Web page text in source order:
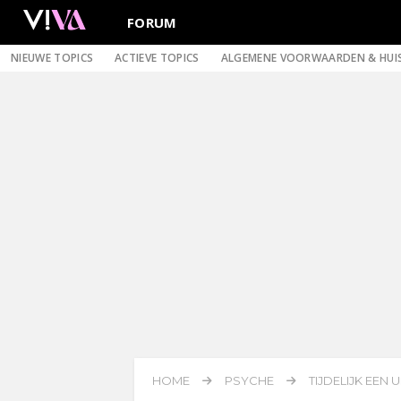
FORUM
NIEUWE TOPICS ACTIEVE TOPICS ALGEMENE VOORWAARDEN &
HOME PSYCHE TIJDELIJK EEN